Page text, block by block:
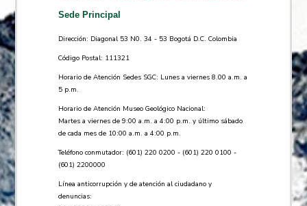
Sede Principal
Dirección: Diagonal 53 N0. 34 - 53 Bogotá D.C. Colombia
Código Postal: 111321
Horario de Atención Sedes SGC: Lunes a viernes 8.00 a.m. a
5 p.m.
Horario de Atención Museo Geológico Nacional:
Martes a viernes de 9:00 a.m. a 4:00 p.m. y último sábado
de cada mes de 10:00 a.m. a 4:00 p.m.
Teléfono conmutador: (601) 220 0200 - (601) 220 0100 -
(601) 2200000
Línea anticorrupción y de atención al ciudadano y
denuncias: